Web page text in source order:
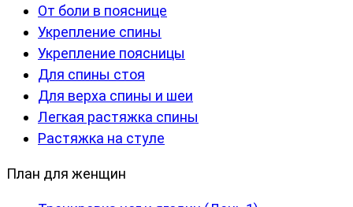
От боли в пояснице
Укрепление спины
Укрепление поясницы
Для спины стоя
Для верха спины и шеи
Легкая растяжка спины
Растяжка на стуле
План для женщин